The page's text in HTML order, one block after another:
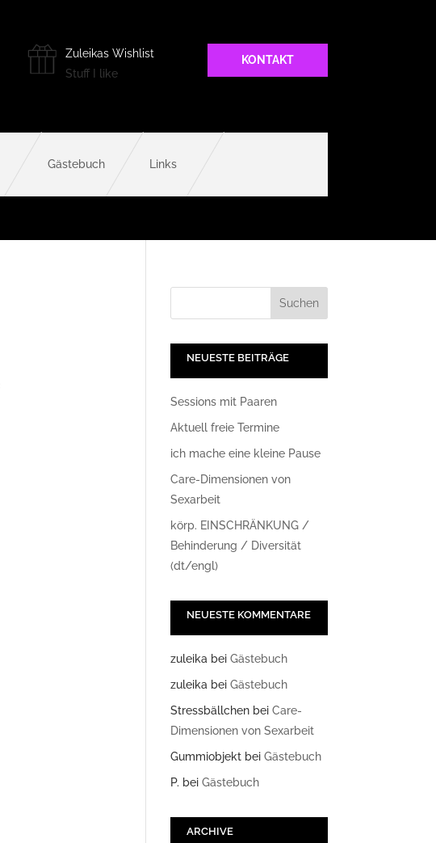
Zuleikas Wishlist
Stuff I like
KONTAKT
Gästebuch Links
NEUESTE BEITRÄGE
Sessions mit Paaren
Aktuell freie Termine
ich mache eine kleine Pause
Care-Dimensionen von
Sexarbeit
körp. EINSCHRÄNKUNG /
Behinderung / Diversität
(dt/engl)
NEUESTE KOMMENTARE
zuleika beiGästebuch
zuleika beiGästebuch
Stressbällchen beiCare-
Dimensionen von Sexarbeit
Gummiobjekt beiGästebuch
P. beiGästebuch
ARCHIVE